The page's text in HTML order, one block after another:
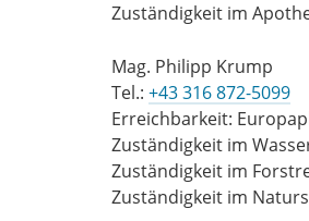
Zuständigkeit im
Mag. Philipp Krump
Tel.: +43 316 872-5099
Erreichbarkeit:
Zuständigkeit im
Zuständigkeit im
Zuständigkeit im